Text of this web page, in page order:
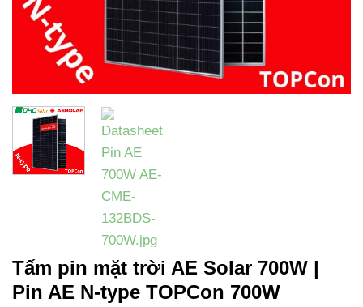
Tấm pin mặt trời AE Solar 700W |
Pin AE N-type TOPCon 700W